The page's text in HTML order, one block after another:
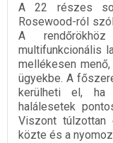
A 22 részes
Rosewood-ról
A
multifunkcionális
mellékesen
ügyekbe. A
kerülheti el,
halálesetek
Viszont túlzottan
közte és a